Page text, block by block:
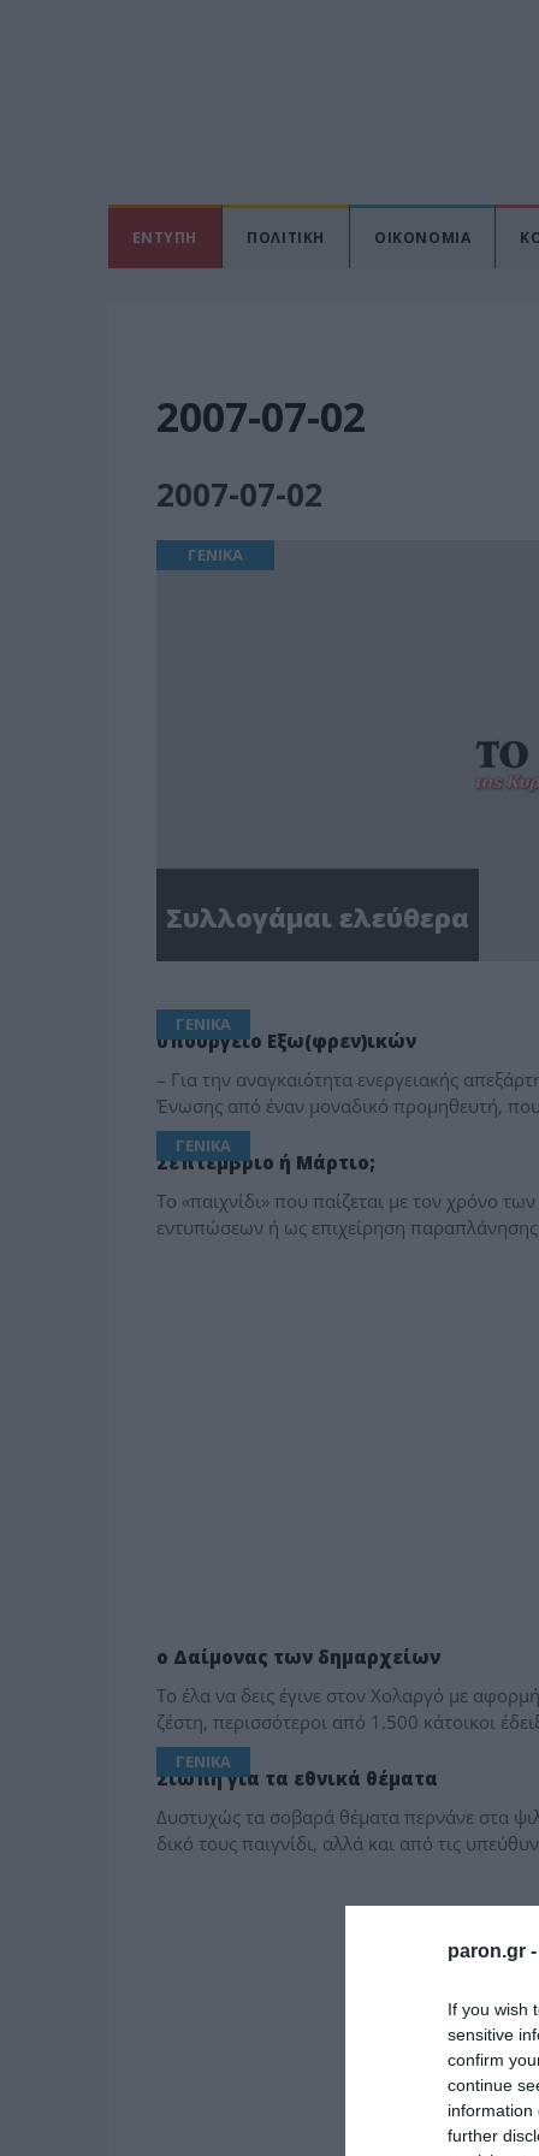
paron.gr -
If you wish
sensitive
confirm
continue
information
further
ΕΝΤΥΠΗ ΠΟΛΙΤΙΚΗ ΟΙΚΟΝΟΜΙΑ
2007-07-02
2007-07-02
ΓΕΝΙΚΑ
Συλλογάμαι ελεύθερα
ΓΕΝΙΚΑ
υπουργείο Εξω(φρεν)ικών
– Για την αναγκαιότητα ενεργειακής
Ένωσης από έναν μοναδικό προμηθευτή,
ΓΕΝΙΚΑ
Σεπτέμβριο ή Μάρτιο;
Το «παιχνίδι» που παίζεται με τον χρόνο
εντυπώσεων ή ως επιχείρηση παραπλάνησης
ο Δαίμονας των δημαρχείων
Το έλα να δεις έγινε στον Χολαργό με
ζέστη, περισσότεροι από 1.500 κάτοικοι
ΓΕΝΙΚΑ
Σιωπή για τα εθνικά θέματα
Δυστυχώς τα σοβαρά θέματα περνάνε στα
δικό τους παιγνίδι, αλλά και από τις